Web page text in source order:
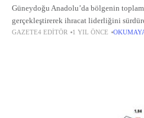
Güneydoğu Anadolu’da bölgenin toplam
gerçekleştirerek ihracat liderliğini
tohumlar ve mamulleri sektörünün Ocak
GAZETE4 EDITÖR 1 YIL ÖNCE